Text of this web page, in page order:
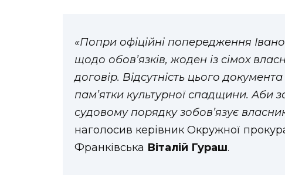
«Попри офіційні попередження
щодо обов’язків, жоден із сімох
договір. Відсутність цього
пам’ятки культурної спадщини. Аби
судовому порядку зобов’язує
наголосив керівник Окружної
Франківська Віталій Гураш.